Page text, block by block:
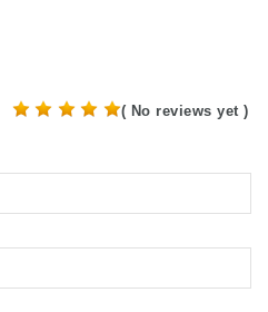
( No reviews yet )